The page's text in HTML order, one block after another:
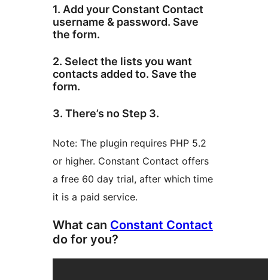
1. Add your Constant Contact
username & password. Save
the form.
2. Select the lists you want
contacts added to. Save the
form.
3. There’s no Step 3.
Note: The plugin requires PHP 5.2
or higher. Constant Contact offers
a free 60 day trial, after which time
it is a paid service.
What can Constant Contact
do for you?